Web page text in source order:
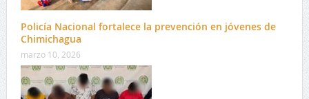
Policía Nacional fortalece la prevención en jóvenes de
Chimichagua
marzo 10, 2026